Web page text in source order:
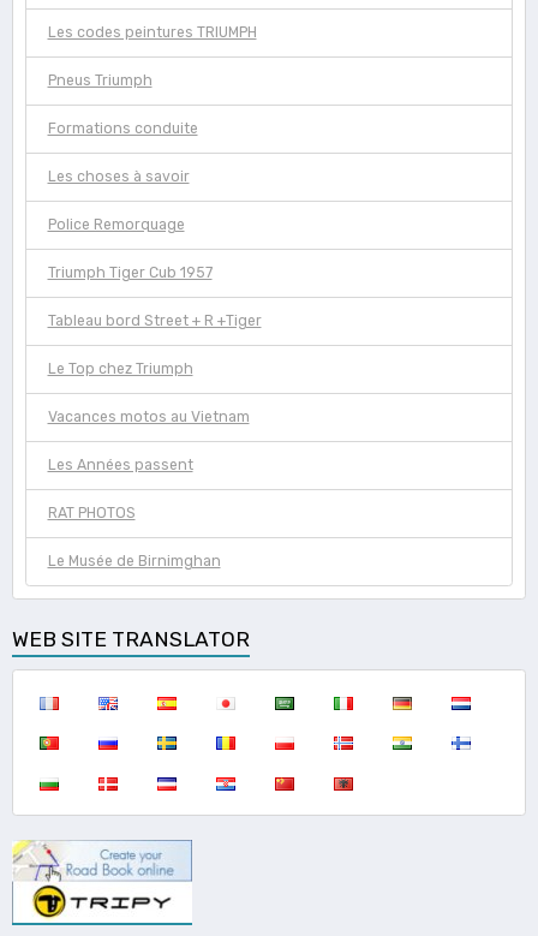
Les codes peintures TRIUMPH
Pneus Triumph
Formations conduite
Les choses à savoir
Police Remorquage
Triumph Tiger Cub 1957
Tableau bord Street + R +Tiger
Le Top chez Triumph
Vacances motos au Vietnam
Les Années passent
RAT PHOTOS
Le Musée de Birnimghan
WEB SITE TRANSLATOR